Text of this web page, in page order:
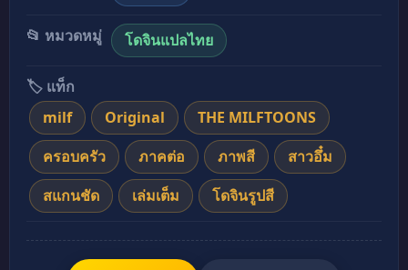
เรื่องที่เก็บไว้
📂 หมวดหมู่ โดจินแปลไทย
🏷️ แท็ก
milf
Original
THE MILFTOONS
ครอบครัว
ภาคต่อ ภาพสี
สาวอึ๋ม
สแกนชัด
เล่มเต็ม โดจินรูปสี